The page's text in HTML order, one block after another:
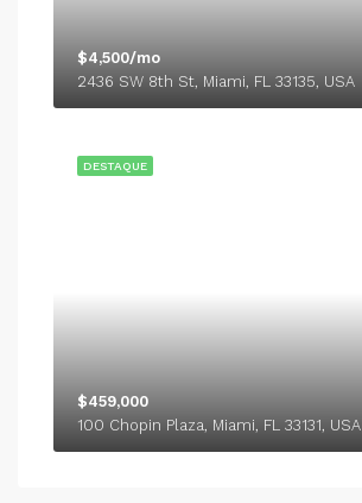
$4,500/mo
2436 SW 8th St, Miami, FL 33135, USA
DESTAQUE
$459,000
100 Chopin Plaza, Miami, FL 33131, USA